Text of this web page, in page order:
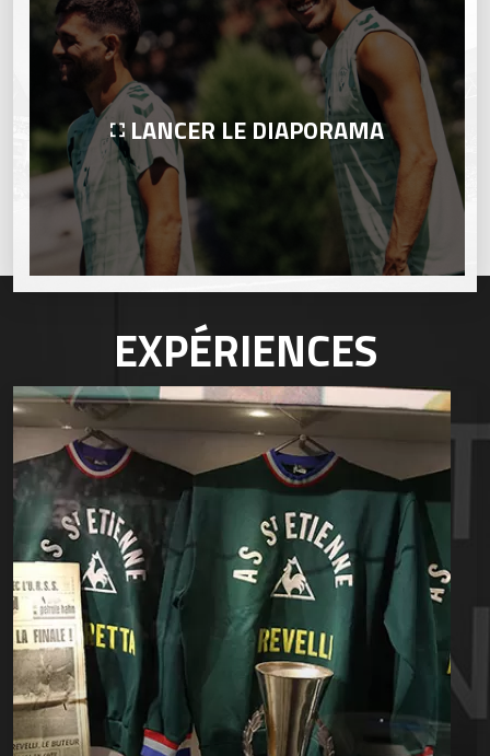
LANCER LE DIAPORAMA
EXPÉRIENCES